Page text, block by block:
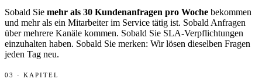
Sobald Sie mehr als 30 Kundenanfragen pro Woche bekommen
und mehr als ein Mitarbeiter im Service tätig ist. Sobald Anfragen
über mehrere Kanäle kommen. Sobald Sie SLA-Verpflichtungen
einzuhalten haben. Sobald Sie merken: Wir lösen dieselben Fragen
jeden Tag neu.